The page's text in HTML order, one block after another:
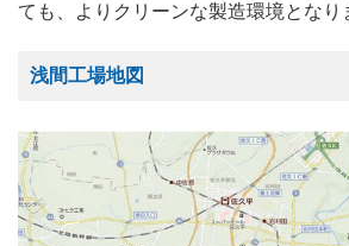
ても、よりクリーンな製造環境となり
浅間工場地図